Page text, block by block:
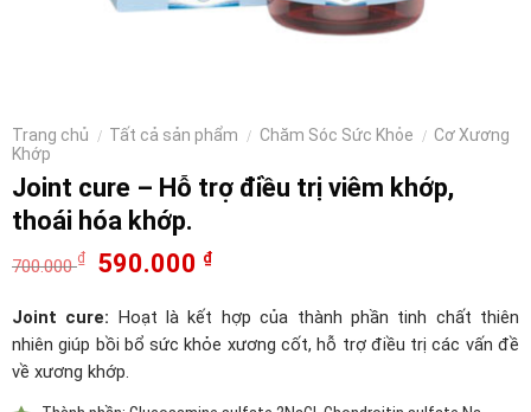
Trang chủ / Tất cả sản phẩm / Chăm Sóc Sức Khỏe / Cơ Xương
Khớp
Joint cure – Hỗ trợ điều trị viêm khớp,
thoái hóa khớp.
700.000₫ 590.000 ₫
Joint cure: Hoạt là kết hợp của thành phần tinh chất thiên
nhiên giúp bồi bổ sức khỏe xương cốt, hỗ trợ điều trị các vấn đề
về xương khớp.